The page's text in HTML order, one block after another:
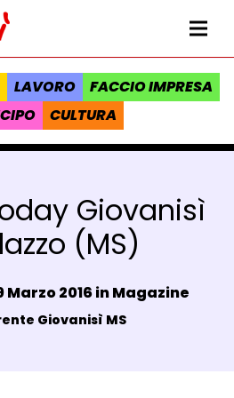
della Regione Toscana
LAVORO
FACCIO IMPRESA
CULTURA
Giovanisì
(MS)
2016 inMagazine
Giovanisì MS